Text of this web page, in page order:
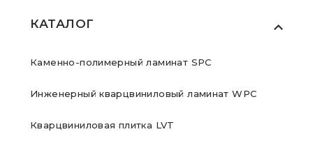
КАТАЛОГ
Каменно-полимерный ламинат SPC
Инженерный кварцвиниловый ламинат WPC
Кварцвиниловая плитка LVT